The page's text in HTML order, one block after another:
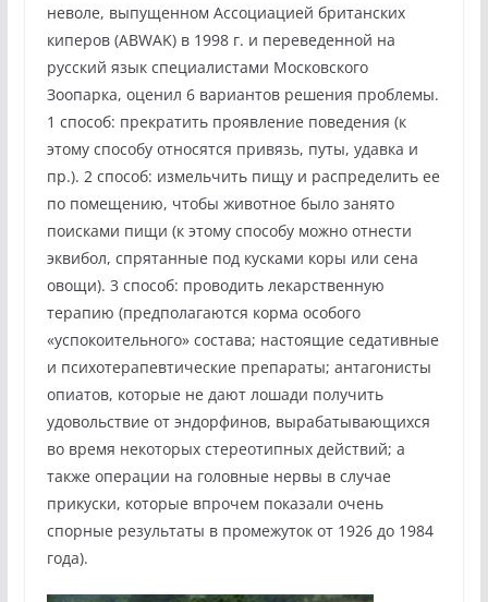
неволе, выпущенном Ассоциацией британских
киперов (ABWAK) в 1998 г. и переведенной на
русский язык специалистами Московского
Зоопарка, оценил 6 вариантов решения проблемы.
1 способ: прекратить проявление поведения (к
этому способу относятся привязь, путы, удавка и
пр.). 2 способ: измельчить пищу и распределить ее
по помещению, чтобы животное было занято
поисками пищи (к этому способу можно отнести
эквибол, спрятанные под кусками коры или сена
овощи). 3 способ: проводить лекарственную
терапию (предполагаются корма особого
«успокоительного» состава; настоящие седативные
и психотерапевтические препараты; антагонисты
опиатов, которые не дают лошади получить
удовольствие от эндорфинов, вырабатывающихся
во время некоторых стереотипных действий; а
также операции на головные нервы в случае
прикуски, которые впрочем показали очень
спорные результаты в промежуток от 1926 до 1984
года).